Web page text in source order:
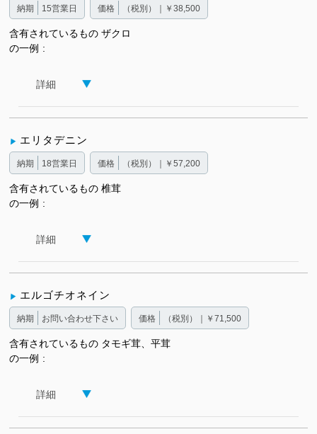
納期 15営業日 価格 （税別）｜￥38,500
含有されているもの
の一例
ザクロ
詳細
エリタデニン
納期 18営業日 価格 （税別）｜￥57,200
含有されているもの
の一例
椎茸
詳細
エルゴチオネイン
納期 お問い合わせ下さい 価格 （税別）｜￥71,500
含有されているもの
の一例
タモギ茸、平茸
詳細